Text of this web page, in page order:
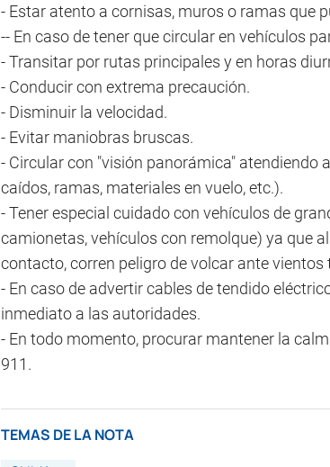
- Estar atento a cornisas, muros o ramas que
-- En caso de tener que circular en vehículos
- Transitar por rutas principales y en horas
- Conducir con extrema precaución.
- Disminuir la velocidad.
- Evitar maniobras bruscas.
- Circular con "visión panorámica" atendiendo
caídos, ramas, materiales en vuelo, etc.).
- Tener especial cuidado con vehículos de
camionetas, vehículos con remolque) ya que
contacto, corren peligro de volcar ante vientos
- En caso de advertir cables de tendido
inmediato a las autoridades.
- En todo momento, procurar mantener la
911.
TEMAS DE LA NOTA